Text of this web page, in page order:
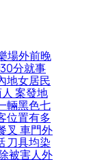
場外前晚
分就事
地女居民
案發地
輛黑色七
位置有多
叉 車門外
刀具均染
被害人外